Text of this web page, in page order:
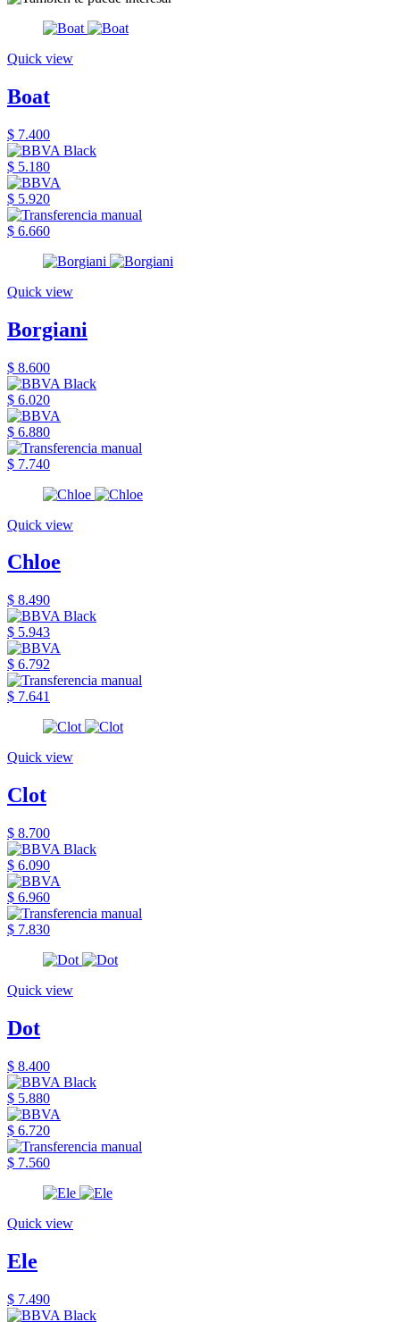
Quick view
Boat
$ 7.400
$ 5.180
$ 5.920
$ 6.660
Quick view
Borgiani
$ 8.600
$ 6.020
$ 6.880
$ 7.740
Quick view
Chloe
$ 8.490
$ 5.943
$ 6.792
$ 7.641
Quick view
Clot
$ 8.700
$ 6.090
$ 6.960
$ 7.830
Quick view
Dot
$ 8.400
$ 5.880
$ 6.720
$ 7.560
Quick view
Ele
$ 7.490